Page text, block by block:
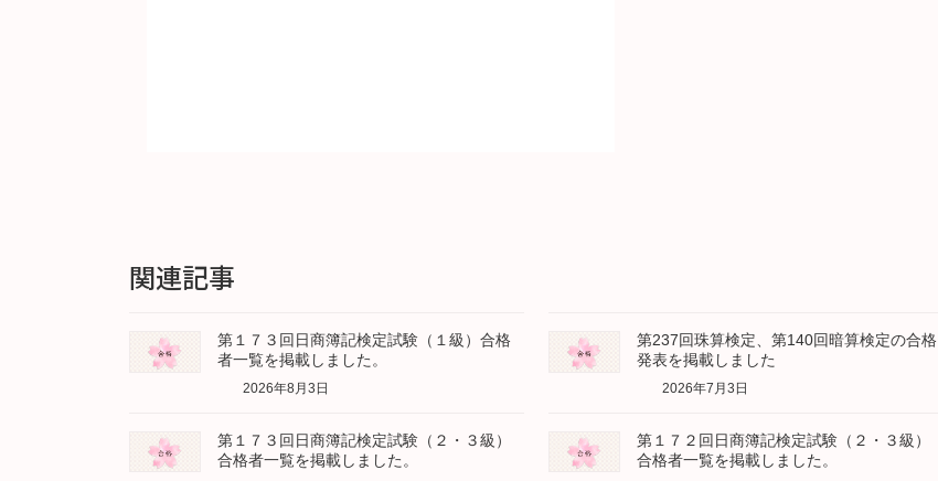
関連記事
第１７３回日商簿記検定試験（１級）合格
者一覧を掲載しました。
2026年8月3日
第237回珠算検定、第140回暗算検定の合格
発表を掲載しました
2026年7月3日
第１７３回日商簿記検定試験（２・３級）
合格者一覧を掲載しました。
第１７２回日商簿記検定試験（２・３級）
合格者一覧を掲載しました。